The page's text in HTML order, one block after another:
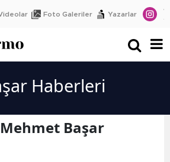
Foto Galeriler Yazarlar
Haberleri
Başar